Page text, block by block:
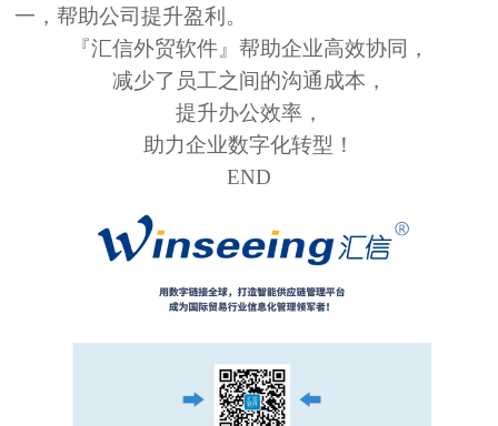
一，帮助公司提升盈利。
『汇信外贸软件』帮助企业高效协同，
减少了员工之间的沟通成本，
提升办公效率，
助力企业数字化转型！
END